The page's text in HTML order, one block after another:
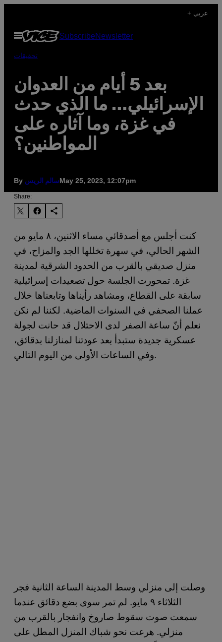
content
+ عربي
Open
Menu
SubscribeNewsletter
تحقيقات
بعد 5 أيام من العدوان
الإسرائيلي… ما الذي حدث
في غزة، وما آثاره على
المواطنين؟
By سالم الريسMay 25, 2023, 12:07pm
Share:
كنت أجلس مع أصدقائي مساء الاثنين، ٨ مايو من
الشهر الحالي، في سهرة تخللها الجد والمزاح، في
منزل صديقي بالقرب من الحدود الشرقية لمدينة
غزة. تمحورت الجلسة حول تصعيدات إسرائيلية
سابقة على القطاع، ومشاهد رأيناها وتابعناها خلال
عملنا الصحفي في السنوات الماضية. لكننا لم نكن
نعلم أنّ ساعة الصفر لدى الاحتلال قد حانت لجولة
عسكرية جديدة ستبدأ بعد عودتنا لمنازلنا بدقائق،
وفي الساعات الأولى من اليوم التالي.
وصلت إلى منزلي وسط المدينة الساعة الثانية فجر
الثلاثاء ٩ مايو. لم تمر سوى بضع دقائق عندما
سمعت صوت سقوط صاروخ وانفجار بالقرب من
منزلي. هرعت نحو شباك المنزل المطل على